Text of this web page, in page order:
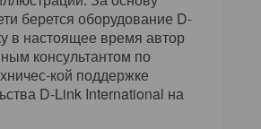
берется оборудование D-
в настоящее время автор
консультантом по
кой поддержке
D-Link International на